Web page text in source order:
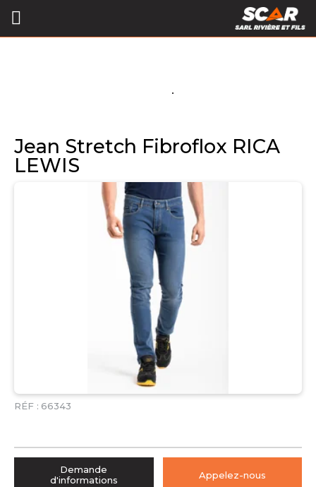
Jean Stretch Fibroflox RICA
LEWIS
RÉF : 66343
Demande
d'informations
Appelez-nous